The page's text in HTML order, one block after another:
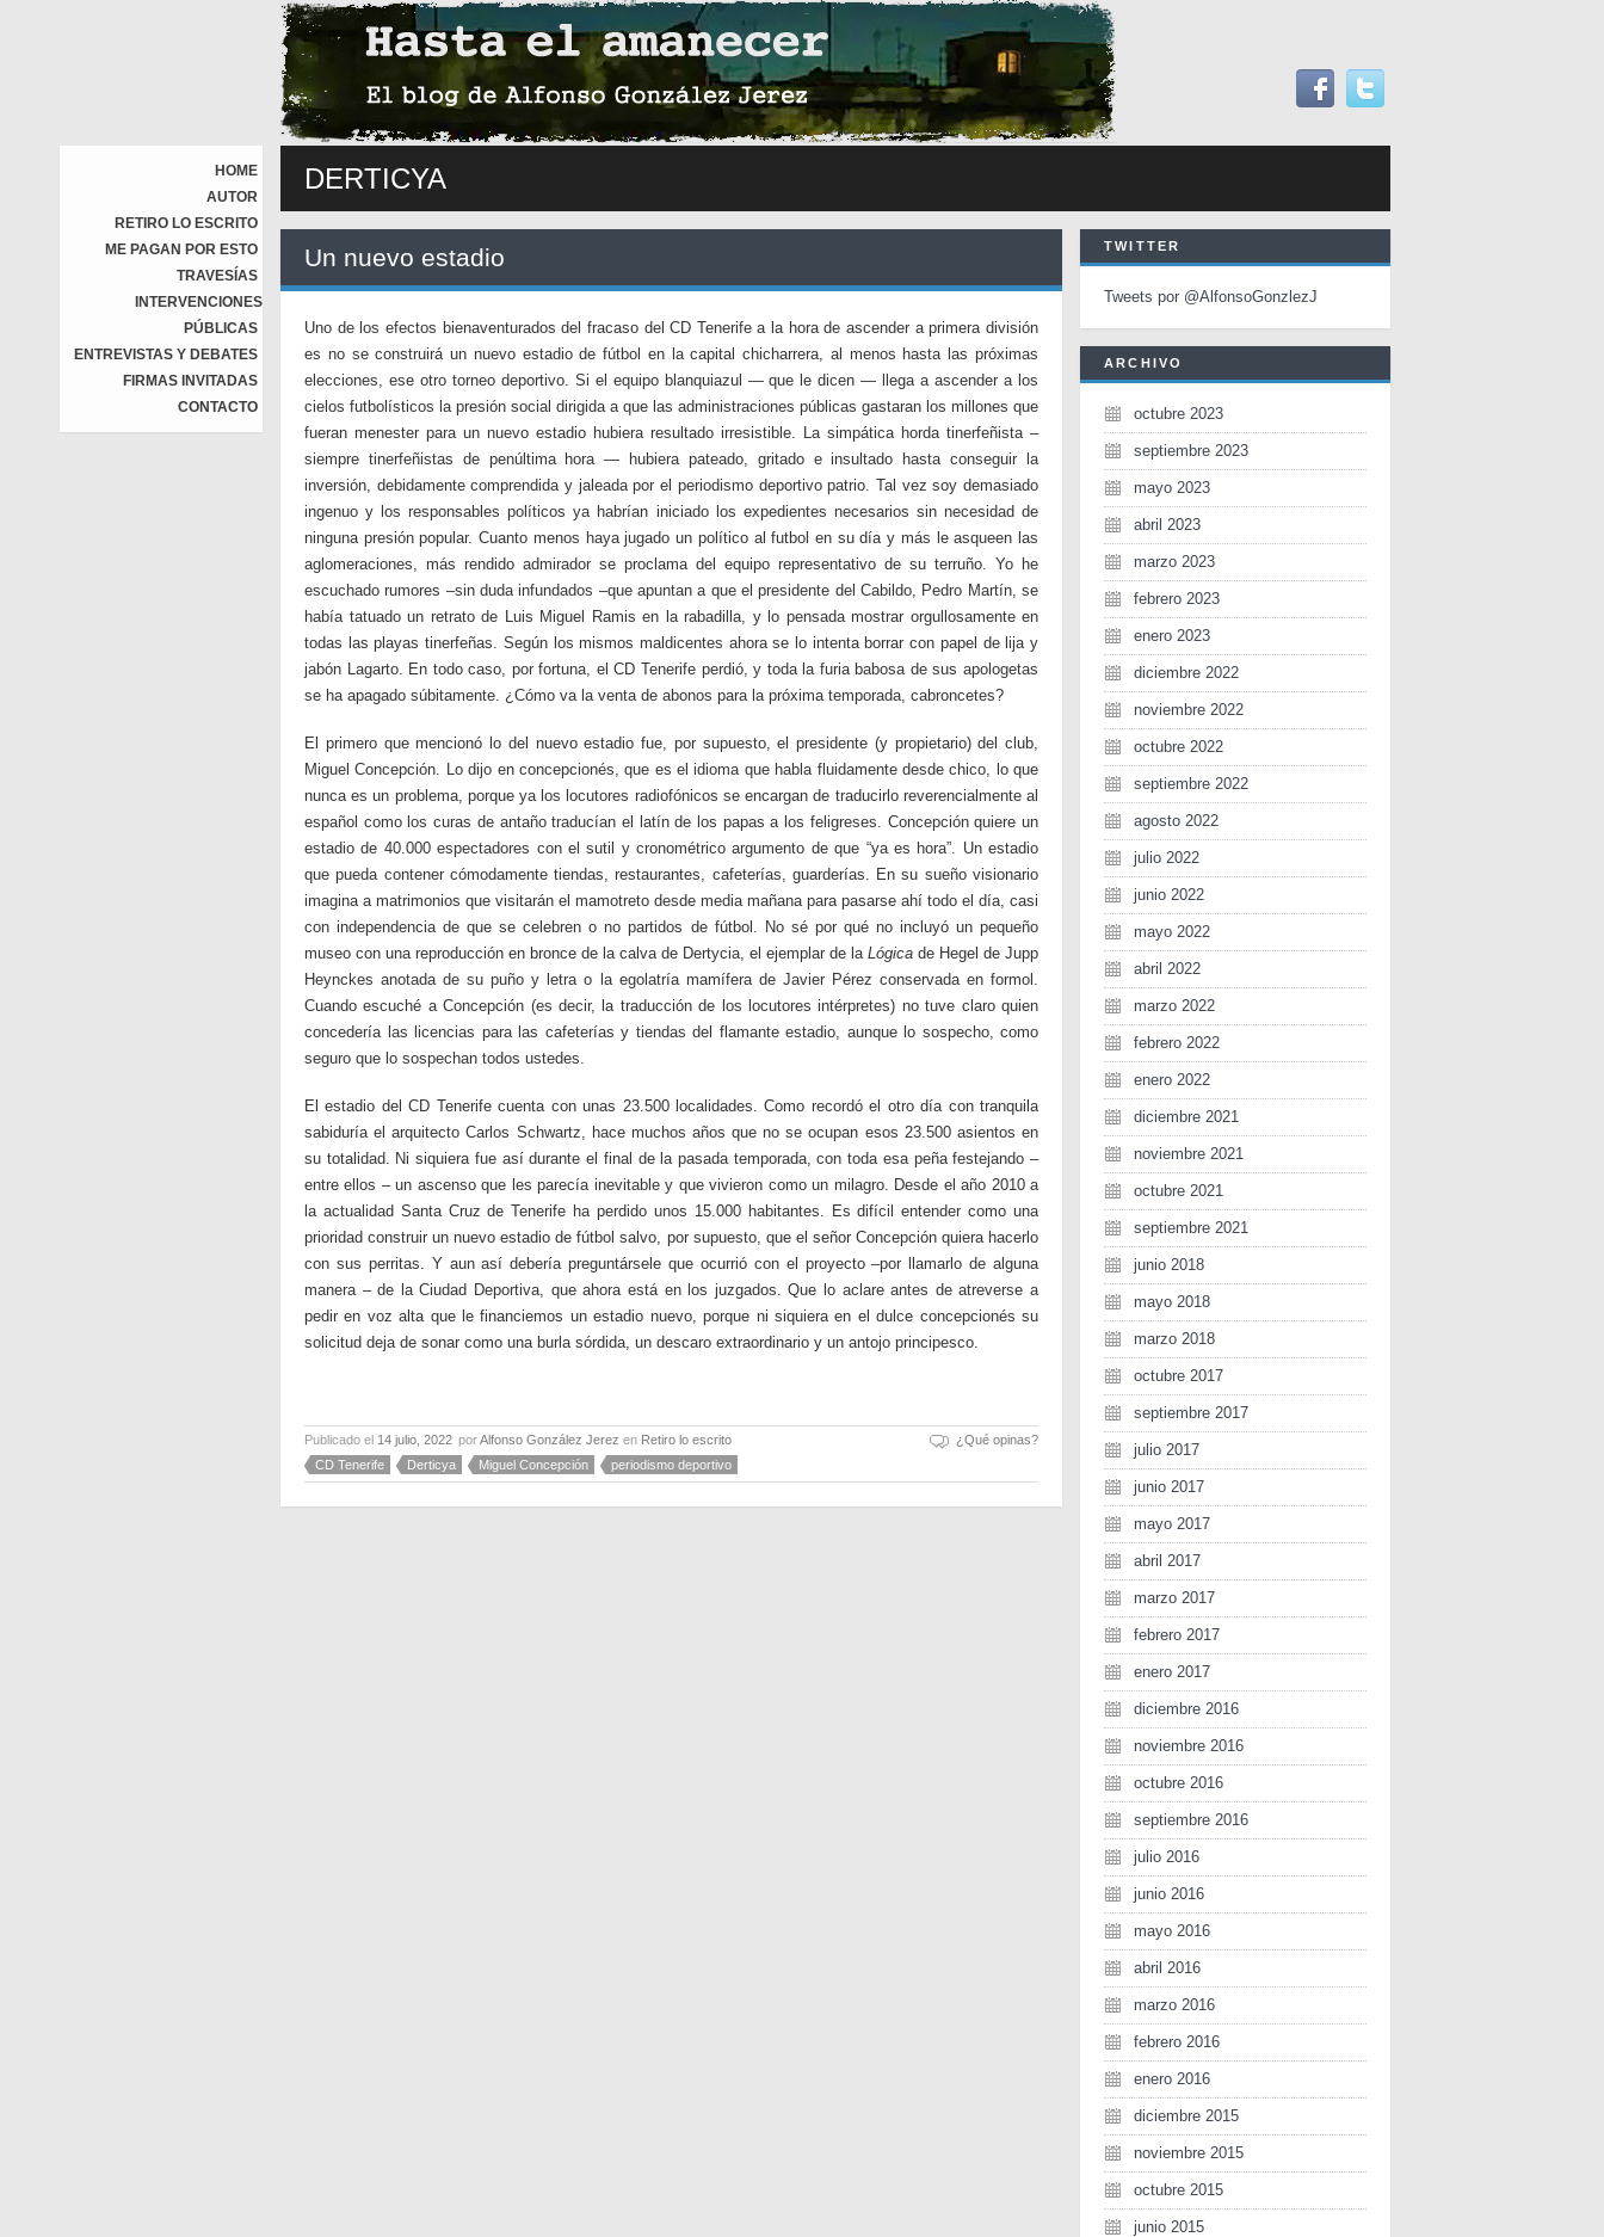
HOME
AUTOR
RETIRO LO ESCRITO
ME PAGAN POR ESTO
TRAVESÍAS
INTERVENCIONES
PÚBLICAS
ENTREVISTAS Y DEBATES
FIRMAS INVITADAS
CONTACTO
DERTICYA
Un nuevo estadio
Uno de los efectos bienaventurados del fracaso del CD Tenerife a la hora de ascender a primera división
es no se construirá un nuevo estadio de fútbol en la capital chicharrera, al menos hasta las próximas
elecciones, ese otro torneo deportivo. Si el equipo blanquiazul — que le dicen — llega a ascender a los
cielos futbolísticos la presión social dirigida a que las administraciones públicas gastaran los millones que
fueran menester para un nuevo estadio hubiera resultado irresistible. La simpática horda tinerfeñista –
siempre tinerfeñistas de penúltima hora — hubiera pateado, gritado e insultado hasta conseguir la
inversión, debidamente comprendida y jaleada por el periodismo deportivo patrio. Tal vez soy demasiado
ingenuo y los responsables políticos ya habrían iniciado los expedientes necesarios sin necesidad de
ninguna presión popular. Cuanto menos haya jugado un político al futbol en su día y más le asqueen las
aglomeraciones, más rendido admirador se proclama del equipo representativo de su terruño. Yo he
escuchado rumores –sin duda infundados –que apuntan a que el presidente del Cabildo, Pedro Martín, se
había tatuado un retrato de Luis Miguel Ramis en la rabadilla, y lo pensada mostrar orgullosamente en
todas las playas tinerfeñas. Según los mismos maldicentes ahora se lo intenta borrar con papel de lija y
jabón Lagarto. En todo caso, por fortuna, el CD Tenerife perdió, y toda la furia babosa de sus apologetas
se ha apagado súbitamente. ¿Cómo va la venta de abonos para la próxima temporada, cabroncetes?
El primero que mencionó lo del nuevo estadio fue, por supuesto, el presidente (y propietario) del club,
Miguel Concepción. Lo dijo en concepcionés, que es el idioma que habla fluidamente desde chico, lo que
nunca es un problema, porque ya los locutores radiofónicos se encargan de traducirlo reverencialmente al
español como los curas de antaño traducían el latín de los papas a los feligreses. Concepción quiere un
estadio de 40.000 espectadores con el sutil y cronométrico argumento de que “ya es hora”. Un estadio
que pueda contener cómodamente tiendas, restaurantes, cafeterías, guarderías. En su sueño visionario
imagina a matrimonios que visitarán el mamotreto desde media mañana para pasarse ahí todo el día, casi
con independencia de que se celebren o no partidos de fútbol. No sé por qué no incluyó un pequeño
museo con una reproducción en bronce de la calva de Dertycia, el ejemplar de la Lógica de Hegel de Jupp
Heynckes anotada de su puño y letra o la egolatría mamífera de Javier Pérez conservada en formol.
Cuando escuché a Concepción (es decir, la traducción de los locutores intérpretes) no tuve claro quien
concedería las licencias para las cafeterías y tiendas del flamante estadio, aunque lo sospecho, como
seguro que lo sospechan todos ustedes.
El estadio del CD Tenerife cuenta con unas 23.500 localidades. Como recordó el otro día con tranquila
sabiduría el arquitecto Carlos Schwartz, hace muchos años que no se ocupan esos 23.500 asientos en
su totalidad. Ni siquiera fue así durante el final de la pasada temporada, con toda esa peña festejando –
entre ellos – un ascenso que les parecía inevitable y que vivieron como un milagro. Desde el año 2010 a
la actualidad Santa Cruz de Tenerife ha perdido unos 15.000 habitantes. Es difícil entender como una
prioridad construir un nuevo estadio de fútbol salvo, por supuesto, que el señor Concepción quiera hacerlo
con sus perritas. Y aun así debería preguntársele que ocurrió con el proyecto –por llamarlo de alguna
manera – de la Ciudad Deportiva, que ahora está en los juzgados. Que lo aclare antes de atreverse a
pedir en voz alta que le financiemos un estadio nuevo, porque ni siquiera en el dulce concepcionés su
solicitud deja de sonar como una burla sórdida, un descaro extraordinario y un antojo principesco.
Publicado el 14 julio, 2022 porAlfonso González Jerez en Retiro lo escrito
¿Qué opinas?
CD Tenerife
Derticya Miguel Concepción periodismo deportivo
TWITTER
Tweets por @AlfonsoGonzlezJ
ARCHIVO
octubre 2023
septiembre 2023
mayo 2023
abril 2023
marzo 2023
febrero 2023
enero 2023
diciembre 2022
noviembre 2022
octubre 2022
septiembre 2022
agosto 2022
julio 2022
junio 2022
mayo 2022
abril 2022
marzo 2022
febrero 2022
enero 2022
diciembre 2021
noviembre 2021
octubre 2021
septiembre 2021
junio 2018
mayo 2018
marzo 2018
octubre 2017
septiembre 2017
julio 2017
junio 2017
mayo 2017
abril 2017
marzo 2017
febrero 2017
enero 2017
diciembre 2016
noviembre 2016
octubre 2016
septiembre 2016
julio 2016
junio 2016
mayo 2016
abril 2016
marzo 2016
febrero 2016
enero 2016
diciembre 2015
noviembre 2015
octubre 2015
junio 2015